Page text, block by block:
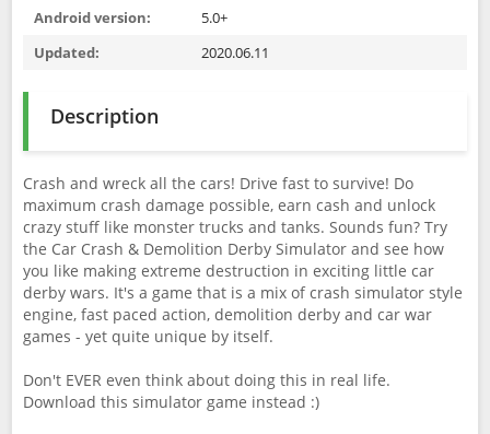
Android version:
5.0+
Updated:
2020.06.11
Description
Crash and wreck all the cars! Drive fast to survive! Do
maximum crash damage possible, earn cash and unlock
crazy stuff like monster trucks and tanks. Sounds fun? Try
the Car Crash & Demolition Derby Simulator and see how
you like making extreme destruction in exciting little car
derby wars. It's a game that is a mix of crash simulator style
engine, fast paced action, demolition derby and car war
games - yet quite unique by itself.
Don't EVER even think about doing this in real life.
Download this simulator game instead :)